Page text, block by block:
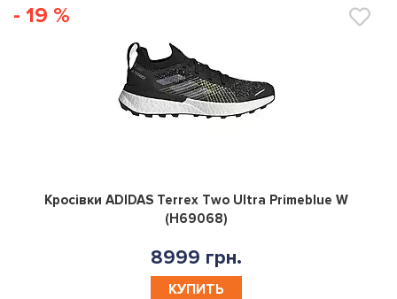
- 19 %
0
Кросівки ADIDAS Terrex Two Ultra Primeblue W
(H69068)
8999 грн.
КУПИТЬ